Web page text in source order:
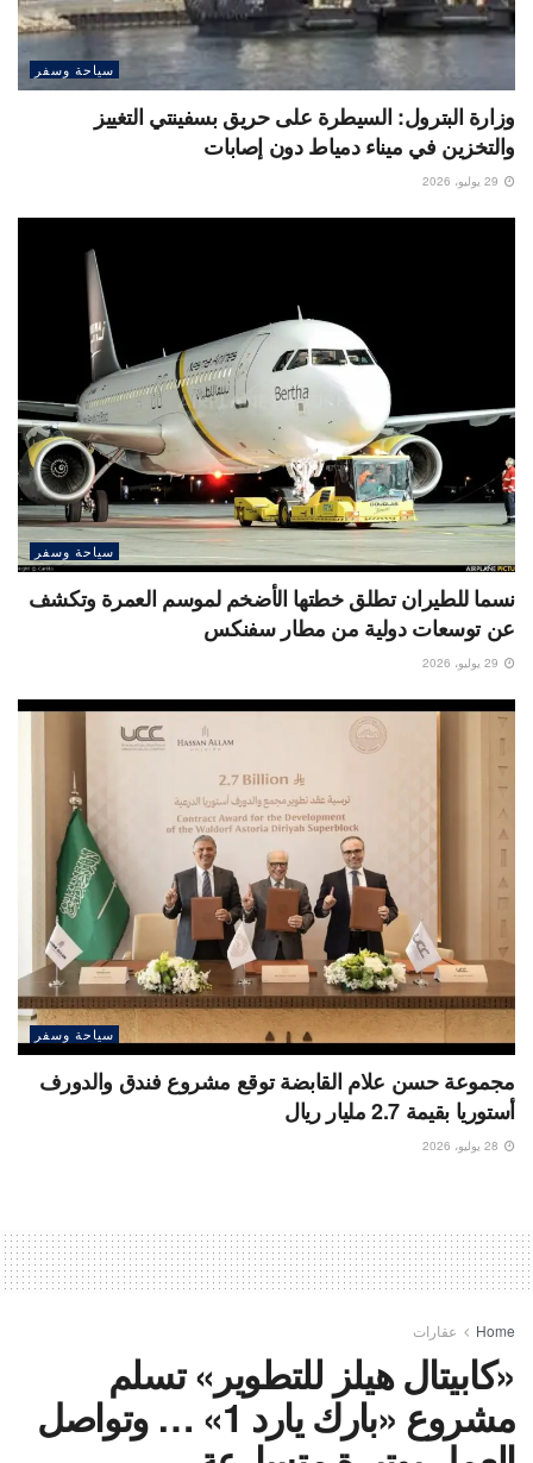
سياحة وسفر
وزارة البترول: السيطرة على حريق بسفينتي التغييز
والتخزين في ميناء دمياط دون إصابات
سياحة وسفر
نسما للطيران تطلق خطتها الأضخم لموسم العمرة وتكشف
عن توسعات دولية من مطار سفنكس
سياحة وسفر
مجموعة حسن علام القابضة توقع مشروع فندق والدورف
أستوريا بقيمة 2.7 مليار ريال
Home عقارات
«كابيتال هيلز للتطوير» تسلم
مشروع «بارك يارد 1» … وتواصل